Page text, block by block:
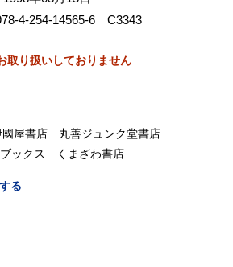
4-254-14565-6 C3343
取り扱いしておりません
國屋書店
丸善ジュンク堂書店
ックス くまざわ書店
る